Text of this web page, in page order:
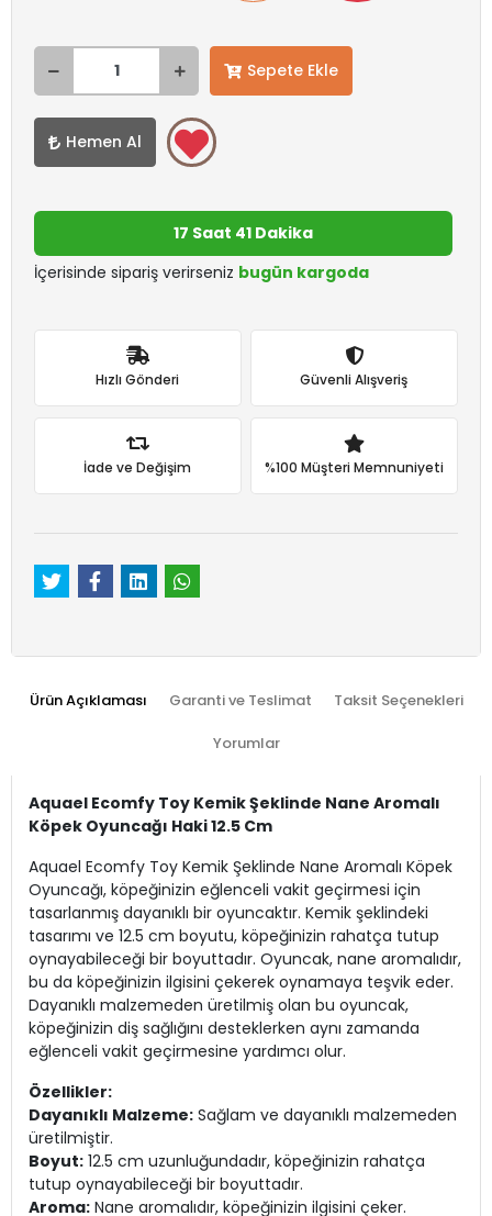
Sepete Ekle
Hemen Al
17 Saat 41 Dakika
İçerisinde sipariş verirseniz bugün kargoda
Hızlı Gönderi Güvenli Alışveriş
İade ve Değişim %100 Müşteri Memnuniyeti
Ürün Açıklaması Garanti ve Teslimat Taksit Seçenekleri
Yorumlar
Aquael Ecomfy Toy Kemik Şeklinde Nane Aromalı
Köpek Oyuncağı Haki 12.5 Cm
Aquael Ecomfy Toy Kemik Şeklinde Nane Aromalı Köpek
Oyuncağı, köpeğinizin eğlenceli vakit geçirmesi için
tasarlanmış dayanıklı bir oyuncaktır. Kemik şeklindeki
tasarımı ve 12.5 cm boyutu, köpeğinizin rahatça tutup
oynayabileceği bir boyuttadır. Oyuncak, nane aromalıdır,
bu da köpeğinizin ilgisini çekerek oynamaya teşvik eder.
Dayanıklı malzemeden üretilmiş olan bu oyuncak,
köpeğinizin diş sağlığını desteklerken aynı zamanda
eğlenceli vakit geçirmesine yardımcı olur.
Özellikler:
Dayanıklı Malzeme: Sağlam ve dayanıklı malzemeden
üretilmiştir.
Boyut: 12.5 cm uzunluğundadır, köpeğinizin rahatça
tutup oynayabileceği bir boyuttadır.
Aroma: Nane aromalıdır, köpeğinizin ilgisini çeker.